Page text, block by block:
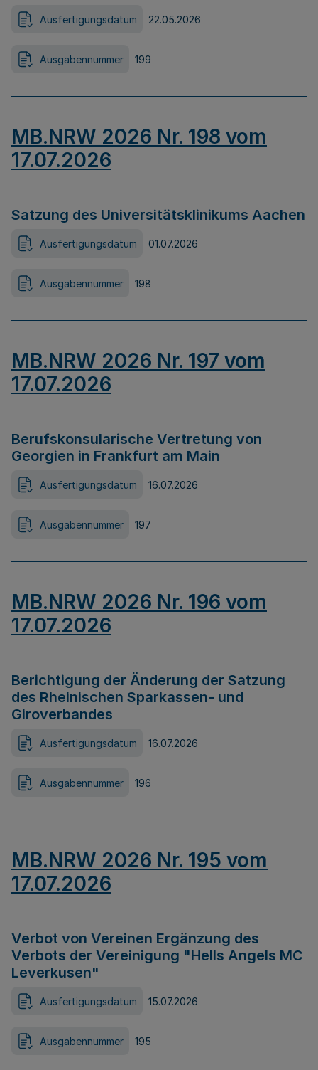
Ausfertigungsdatum 22.05.2026
Ausgabennummer 199
MB.NRW 2026 Nr. 198 vom
17.07.2026
Satzung des Universitätsklinikums Aachen
Ausfertigungsdatum 01.07.2026
Ausgabennummer 198
MB.NRW 2026 Nr. 197 vom
17.07.2026
Berufskonsularische Vertretung von
Georgien in Frankfurt am Main
Ausfertigungsdatum 16.07.2026
Ausgabennummer 197
MB.NRW 2026 Nr. 196 vom
17.07.2026
Berichtigung der Änderung der Satzung
des Rheinischen Sparkassen- und
Giroverbandes
Ausfertigungsdatum 16.07.2026
Ausgabennummer 196
MB.NRW 2026 Nr. 195 vom
17.07.2026
Verbot von Vereinen Ergänzung des
Verbots der Vereinigung "Hells Angels MC
Leverkusen"
Ausfertigungsdatum 15.07.2026
Ausgabennummer 195